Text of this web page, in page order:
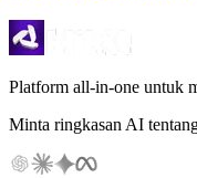
Platform all-in-one untuk
Minta ringkasan AI